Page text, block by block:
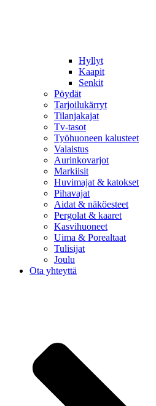
Hyllyt
Kaapit
Senkit
Pöydät
Tarjoilukärryt
Tilanjakajat
Tv-tasot
Työhuoneen kalusteet
Valaistus
Aurinkovarjot
Markiisit
Huvimajat & katokset
Pihavajat
Aidat & näköesteet
Pergolat & kaaret
Kasvihuoneet
Uima & Porealtaat
Tulisijat
Joulu
Ota yhteyttä